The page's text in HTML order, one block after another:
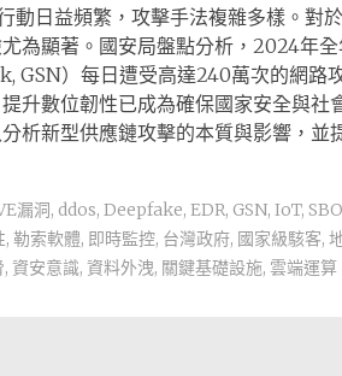
動日益頻繁，攻擊手法複雜多樣。對
為顯著。國安局盤點分析，2024年
GSN）每日遭受高達240萬次的網路
升數位韌性已成為確保國家安全與
析新型供應鏈攻擊的本質與影響，並
漏洞, ddos, Deepfake, EDR, GSN, IoT,
, 勒索軟體, 即時監控, 台灣政府, 國家級駭客,
, 資安意識, 資料外洩, 關鍵基礎設施, 雲端運算